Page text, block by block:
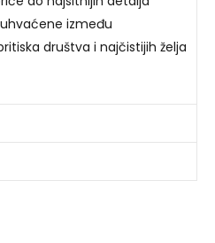
između
društva i najčistijih želja